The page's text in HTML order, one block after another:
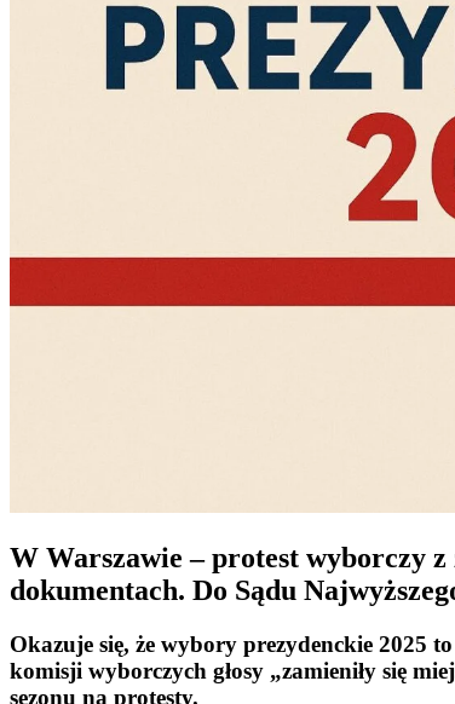
W Warszawie – protest wyborczy
dokumentach. Do Sądu
Okazuje się, że wybory prezydenckie
komisji wyborczych głosy „zamieniły się
sezonu na protesty.